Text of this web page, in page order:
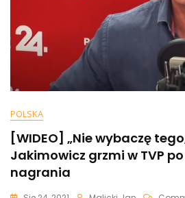
POLSKA
[WIDEO] „Nie wybaczę
Jakimowicz grzmi w TVP
nagrania